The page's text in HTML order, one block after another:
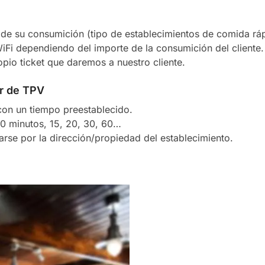
su consumición (tipo de establecimientos de comida
dependiendo del importe de la consumición del cliente.
ticket que daremos a nuestro cliente.
de TPV
un tiempo preestablecido.
minutos, 15, 20, 30, 60…
por la dirección/propiedad del establecimiento.